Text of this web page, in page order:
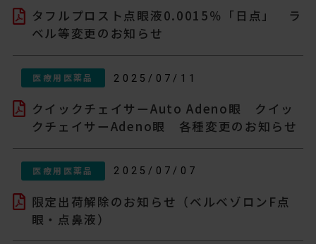
タフルプロスト点眼液0.0015％「日点」 ラ
ベル等変更のお知らせ
2025/07/11
医療用医薬品
クイックチェイサーAuto Adeno眼 クイッ
クチェイサーAdeno眼 各種変更のお知らせ
2025/07/07
医療用医薬品
限定出荷解除のお知らせ（ベルベゾロンF点
眼・点鼻液）